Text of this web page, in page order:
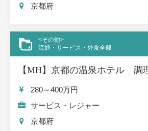
京都府
<その他>
流通・サービス・外食全般
【MH】京都の温泉ホテル 調
280～400万円
サービス・レジャー
京都府